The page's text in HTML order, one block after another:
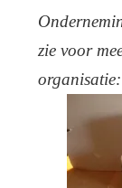
zie voor
organisatie: